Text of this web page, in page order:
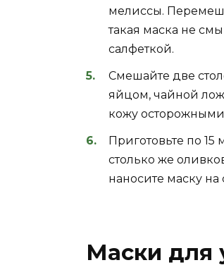
мелиссы.
такая маска не
салфеткой.
Смешайте две
яйцом, чайной
кожу
Приготовьте по
столько же
наносите маску
Маски для